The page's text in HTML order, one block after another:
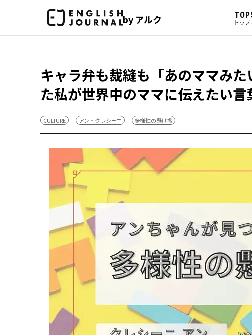
by アルク TOP
トップ
キャラ弁も裁縫も「あのママみた
た私が世界中のママに伝えたい言
CULTURE アン・クレシーニ 多様性の懸け橋